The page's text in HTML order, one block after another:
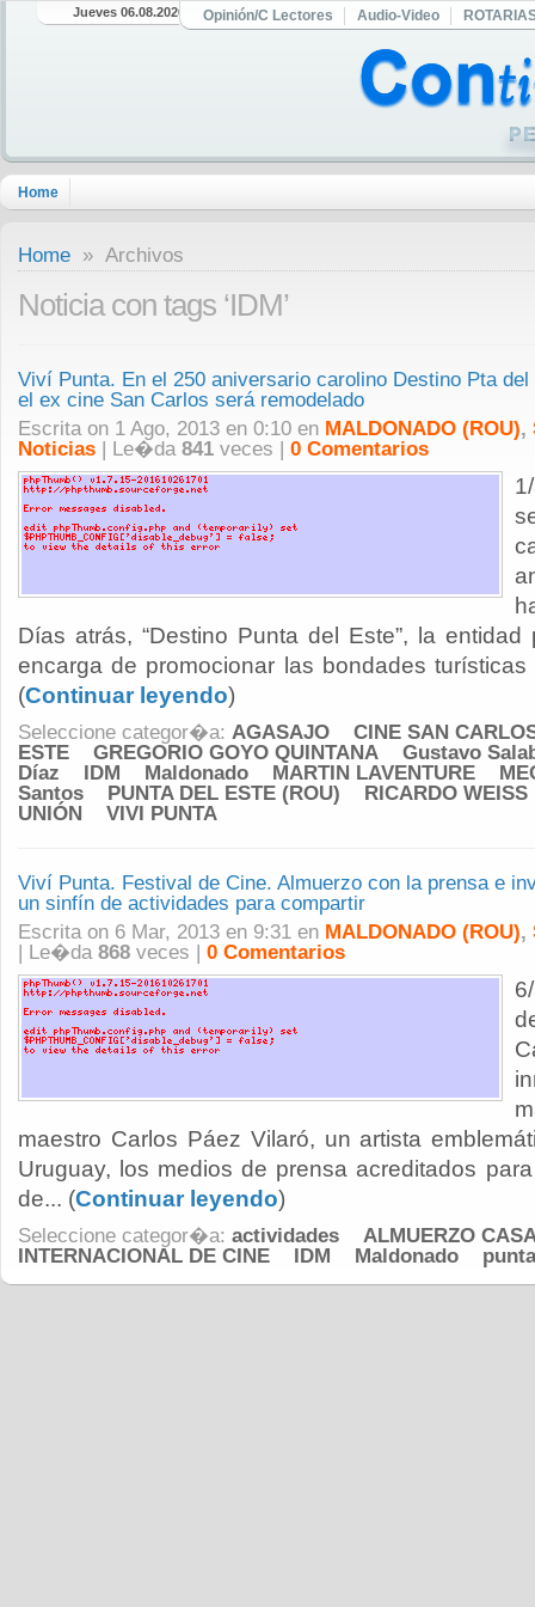
Jueves 06.08.2026 Opinión/C Lectores Audio-Video
Home
Home » Archivos
Noticia con tags ‘IDM’
Viví Punta. En el 250 aniversario carolino Destino Pta
el ex cine San Carlos será remodelado
Escrita on 1 Ago, 2013 en 0:10 en MALDONADO (ROU),
Noticias | Le�da 841 veces | 0 Comentarios
Días atrás, “Destino Punta del Este”, la
encarga de promocionar las bondades
(Continuar leyendo)
Seleccione categor�a: AGASAJO
CINE SAN
ESTE
GREGORIO GOYO QUINTANA
Gustavo
Díaz
IDM Maldonado MARTIN LAVENTURE
Santos
PUNTA DEL ESTE (ROU)
RICARDO WEISS
UNIÓN
VIVI PUNTA
Viví Punta. Festival de Cine. Almuerzo con la prensa e
un sinfín de actividades para compartir
Escrita on 6 Mar, 2013 en 9:31 en MALDONADO (ROU),
| Le�da 868 veces | 0 Comentarios
maestro Carlos Páez Vilaró, un artista
Uruguay, los medios de prensa acreditados
de... (Continuar leyendo)
Seleccione categor�a: actividades
ALMUERZO
INTERNACIONAL DE CINE
IDM Maldonado